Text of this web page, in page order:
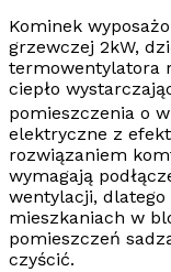
Kominek
grzewczej 2kW,
termowentylatora
ciepło
pomieszczenia o
elektryczne z
rozwiązaniem
wymagają
wentylacji,
mieszkaniach w
pomieszczeń
czyścić.